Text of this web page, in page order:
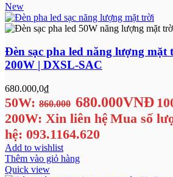
New
Đèn sạc pha led năng lượng mặt
200W | DXSL-SAC
680.000,0₫
50W: 860.000 680.000VNĐ
200W: Xin liên hệMua số
hệ: 093.1164.620
Add to wishlist
Thêm vào giỏ hàng
Quick view